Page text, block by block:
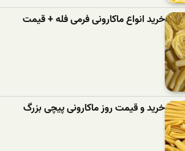
خرید انواع ماکارونی فرمی فله + قیمت
خرید و قیمت روز ماکارونی پیچی بزرگ